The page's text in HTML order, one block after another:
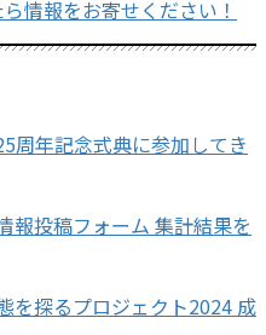
情報をお寄せください！
周年記念式典に参加してき
報投稿フォーム 集計結果を
を探るプロジェクト2024 成